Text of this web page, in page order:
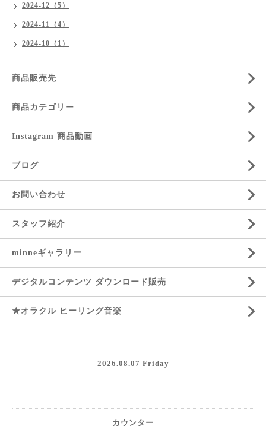
2024-12（5）
2024-11（4）
2024-10（1）
商品販売先
商品カテゴリー
Instagram 商品動画
ブログ
お問い合わせ
スタッフ紹介
minneギャラリー
デジタルコンテンツ ダウンロード販売
★オラクル ヒーリング音楽
2026.08.07 Friday
カウンター